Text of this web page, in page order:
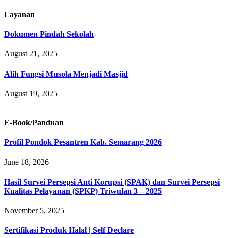
Layanan
Dokumen Pindah Sekolah
August 21, 2025
Alih Fungsi Musola Menjadi Masjid
August 19, 2025
E-Book/Panduan
Profil Pondok Pesantren Kab. Semarang 2026
June 18, 2026
Hasil Survei Persepsi Anti Korupsi (SPAK) dan Survei Persepsi
Kualitas Pelayanan (SPKP) Triwulan 3 – 2025
November 5, 2025
Sertifikasi Produk Halal | Self Declare